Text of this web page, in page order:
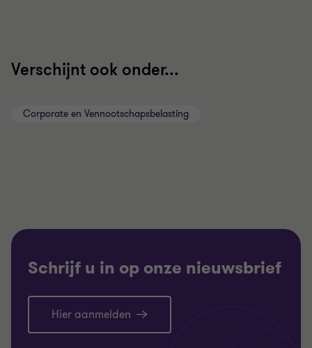
Verschijnt ook onder...
Corporate en Vennootschapsbelasting
Schrijf u in op onze nieuwsbrief
Hier aanmelden